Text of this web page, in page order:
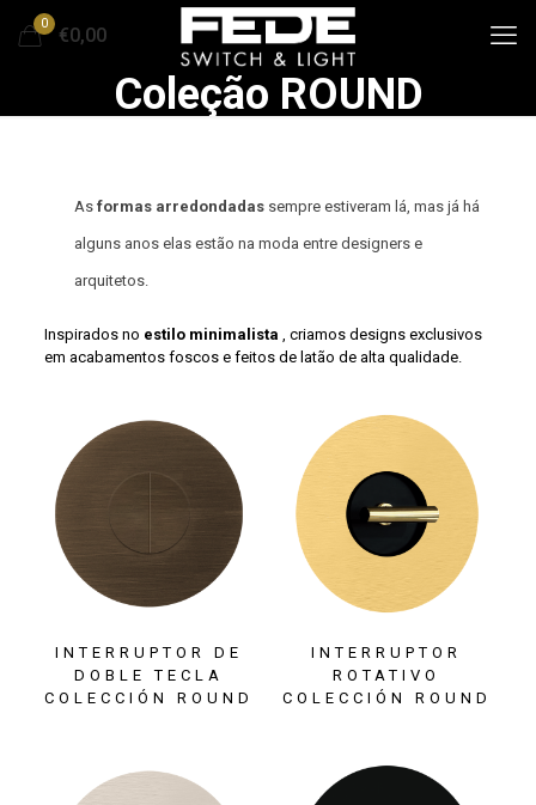
0
€0,00
Coleção ROUND
Asformas arredondadas sempre estiveram lá, mas já há
alguns anos elas estão na moda entre designers e
arquitetos.
Inspirados no estilo minimalista , criamos designs exclusivos
em acabamentos foscos e feitos de latão de alta qualidade.
INTERRUPTOR DE
DOBLE TECLA
COLECCIÓN ROUND
INTERRUPTOR
ROTATIVO
COLECCIÓN ROUND